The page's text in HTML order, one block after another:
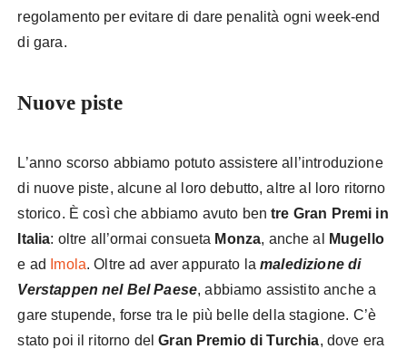
regolamento per evitare di dare penalità ogni week-end
di gara.
Nuove piste
L’anno scorso abbiamo potuto assistere all’introduzione
di nuove piste, alcune al loro debutto, altre al loro ritorno
storico. È così che abbiamo avuto bentre Gran Premi in
Italia: oltre all’ormai consueta Monza, anche al
Mugello
e ad
Imola. Oltre ad aver appurato lamaledizione di
Verstappen nel Bel Paese, abbiamo assistito anche a
gare stupende, forse tra le più belle della stagione. C’è
stato poi il ritorno delGran Premio di Turchia, dove era